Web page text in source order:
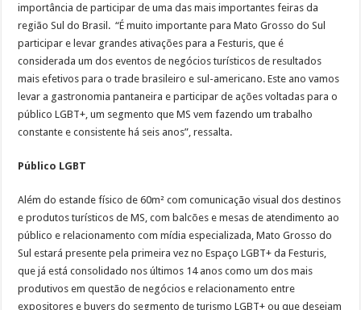
importância de participar de uma das mais importantes feiras da
região Sul do Brasil. “É muito importante para Mato Grosso do Sul
participar e levar grandes ativações para a Festuris, que é
considerada um dos eventos de negócios turísticos de resultados
mais efetivos para o trade brasileiro e sul-americano. Este ano vamos
levar a gastronomia pantaneira e participar de ações voltadas para o
público LGBT+, um segmento que MS vem fazendo um trabalho
constante e consistente há seis anos”, ressalta.
Público LGBT
Além do estande físico de 60m² com comunicação visual dos destinos
e produtos turísticos de MS, com balcões e mesas de atendimento ao
público e relacionamento com mídia especializada, Mato Grosso do
Sul estará presente pela primeira vez no Espaço LGBT+ da Festuris,
que já está consolidado nos últimos 14 anos como um dos mais
produtivos em questão de negócios e relacionamento entre
expositores e buyers do segmento de turismo LGBT+ ou que desejam